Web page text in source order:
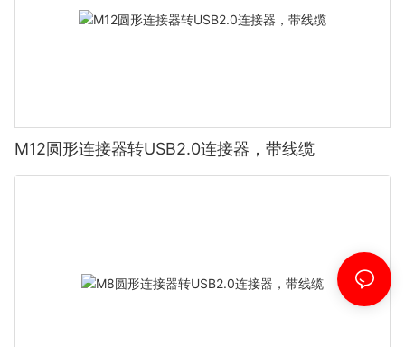
M12圆形连接器转USB2.0连接器，带线缆